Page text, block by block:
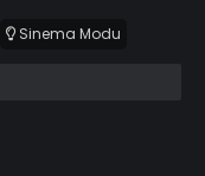
Sinema Modu